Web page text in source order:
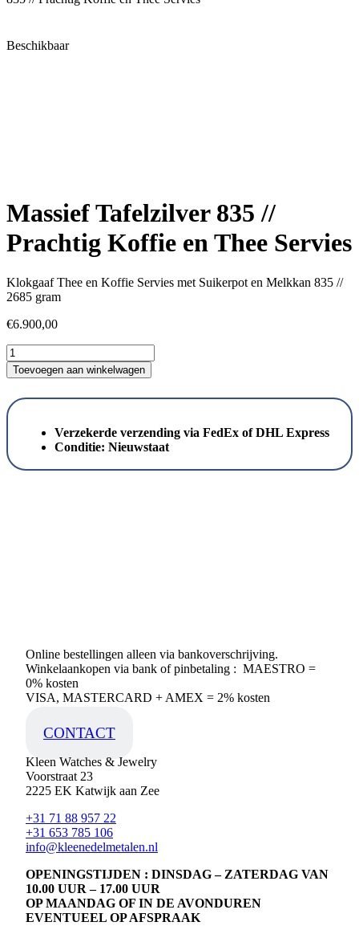
Beschikbaar
Massief Tafelzilver 835 //
Prachtig Koffie en Thee Servies
Klokgaaf Thee en Koffie Servies met Suikerpot en Melkkan 835 //
2685 gram
€6.900,00
Massief
Tafelzilver
835
Prachtig
Thee
Servies
Toevoegen aan winkelwagen
Verzekerde verzending via FedEx of DHL Express
Conditie: Nieuwstaat
Online bestellingen alleen via bankoverschrijving.
Winkelaankopen via bank of pinbetaling : MAESTRO =
0% kosten
VISA, MASTERCARD + AMEX = 2% kosten
CONTACT
Kleen Watches & Jewelry
Voorstraat 23
2225 EK Katwijk aan Zee
+31 71 88 957 22
+31 653 785 106
info@kleenedelmetalen.nl
OPENINGSTIJDEN : DINSDAG – ZATERDAG VAN
10.00 UUR – 17.00 UUR
OP MAANDAG OF IN DE AVONDUREN
EVENTUEEL OP AFSPRAAK